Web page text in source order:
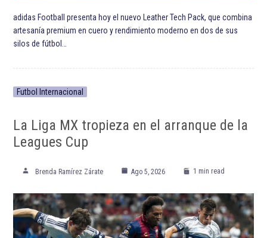
adidas Football presenta hoy el nuevo Leather Tech Pack, que combina
artesanía premium en cuero y rendimiento moderno en dos de sus
silos de fútbol…
Futbol Internacional
La Liga MX tropieza en el arranque de la
Leagues Cup
Brenda Ramírez Zárate Ago 5, 2026 1 min read